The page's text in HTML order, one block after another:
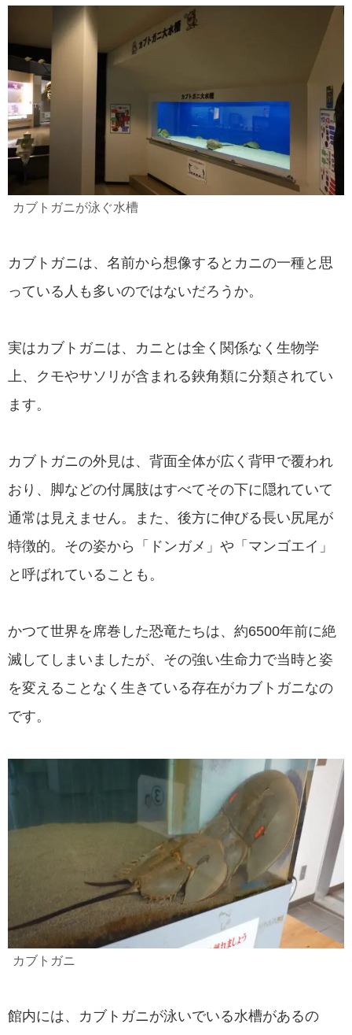
カブトガニが泳ぐ水槽
カブトガニは、名前から想像するとカニの一種と思
っている人も多いのではないだろうか。
実はカブトガニは、カニとは全く関係なく生物学
上、クモやサソリが含まれる鋏角類に分類されてい
ます。
カブトガニの外見は、背面全体が広く背甲で覆われ
おり、脚などの付属肢はすべてその下に隠れていて
通常は見えません。また、後方に伸びる長い尻尾が
特徴的。その姿から「ドンガメ」や「マンゴエイ」
と呼ばれていることも。
かつて世界を席巻した恐竜たちは、約6500年前に絶
滅してしまいましたが、その強い生命力で当時と姿
を変えることなく生きている存在がカブトガニなの
です。
カブトガニ
館内には、カブトガニが泳いでいる水槽があるの